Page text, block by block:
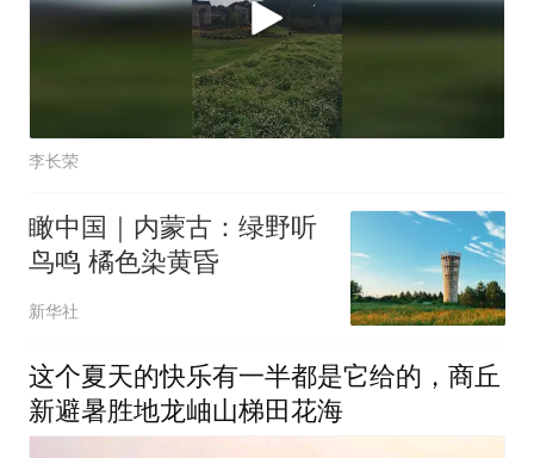
李长荣
瞰中国｜内蒙古：绿野听
鸟鸣 橘色染黄昏
新华社
这个夏天的快乐有一半都是它给的，商丘
新避暑胜地龙岫山梯田花海